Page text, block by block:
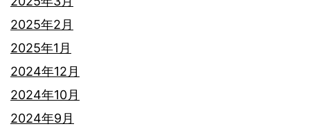
2025年2月
2025年1月
2024年12月
2024年10月
2024年9月